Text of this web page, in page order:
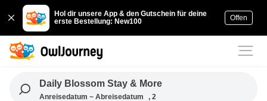
Hol dir unsere App & den Gutschein für deine
erste Bestellung: New100
Offen
Daily Blossom Stay & More
Anreisedatum ~ Abreisedatum , 2